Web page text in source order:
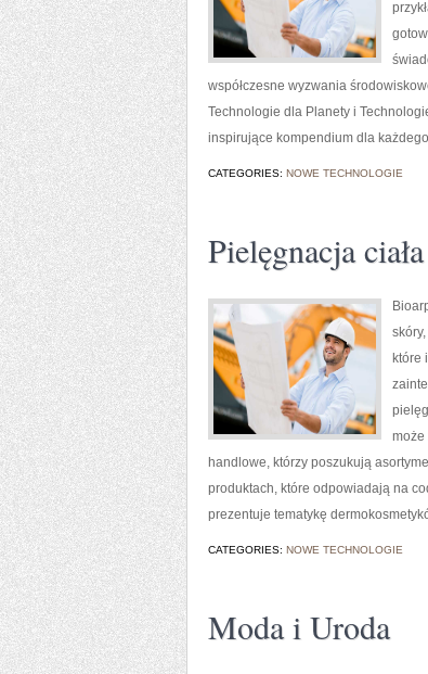
współczesne wyzwania
Technologie dla Planety i
inspirujące kompendium dla
CATEGORIES: NOWE TECHNOLOGIE
Pielęgnacja
które
może
handlowe, którzy poszukują
produktach, które odpowiadają na
prezentuje tematykę
CATEGORIES: NOWE TECHNOLOGIE
Moda i Uroda